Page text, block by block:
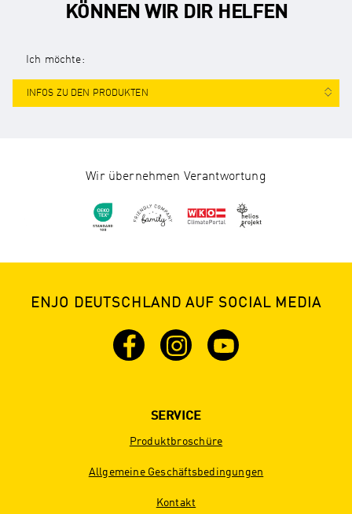
KÖNNEN WIR DIR HELFEN
Ich möchte:
INFOS ZU DEN PRODUKTEN
Wir übernehmen Verantwortung
ENJO DEUTSCHLAND AUF SOCIAL MEDIA
SERVICE
Produktbroschüre
Allgemeine Geschäftsbedingungen
Kontakt